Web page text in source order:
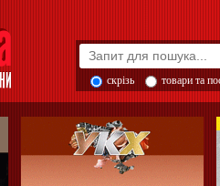
скрізь товари та